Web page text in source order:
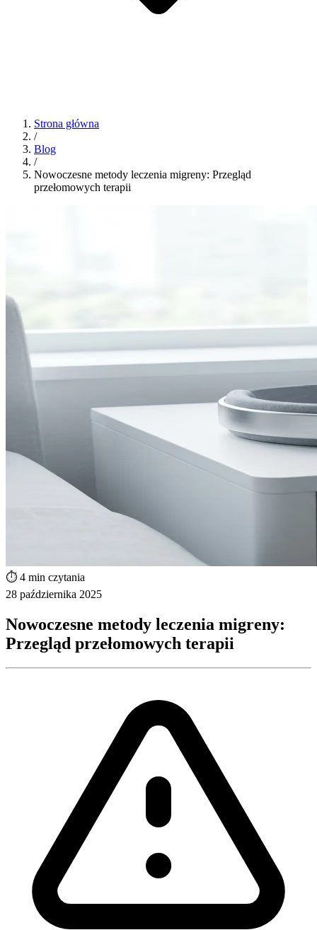
Strona główna
/
Blog
/
Nowoczesne metody leczenia migreny: Przegląd
przełomowych terapii
⏱️ 4 min czytania
28 października 2025
Nowoczesne metody leczenia migreny:
Przegląd przełomowych terapii